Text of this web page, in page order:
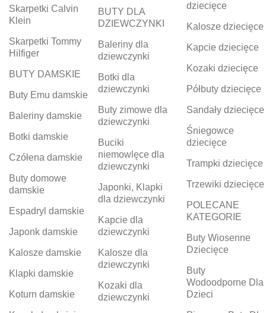
Skarpetki Calvin
Klein
Skarpetki Tommy
Hilfiger
BUTY DAMSKIE
Buty Emu damskie
Baleriny damskie
Botki damskie
Czółena damskie
Buty domowe
damskie
Espadryl damskie
Japonk damskie
Kalosze damskie
Klapki damskie
Koturn damskie
BUTY DLA
DZIEWCZYNKI
Baleriny dla
dziewczynki
Botki dla
dziewczynki
Buty zimowe dla
dziewczynki
Buciki
niemowlęce dla
dziewczynki
Japonki, Klapki
dla dziewczynki
Kapcie dla
dziewczynki
Kalosze dla
dziewczynki
Kozaki dla
dziewczynki
dziecięce
Kalosze dziecięce
Kapcie dziecięce
Kozaki dziecięce
Półbuty dziecięce
Sandały dziecięce
Śniegowce
dziecięce
Trampki dziecięce
Trzewiki dziecięce
POLECANE
KATEGORIE
Buty Wiosenne
Dziecięce
Buty
Wodoodporne Dla
Dzieci